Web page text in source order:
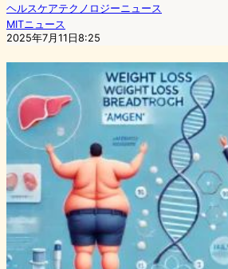
ヘルスケアテクノロジーニュース
MITニュース
2025年7月11日8:25